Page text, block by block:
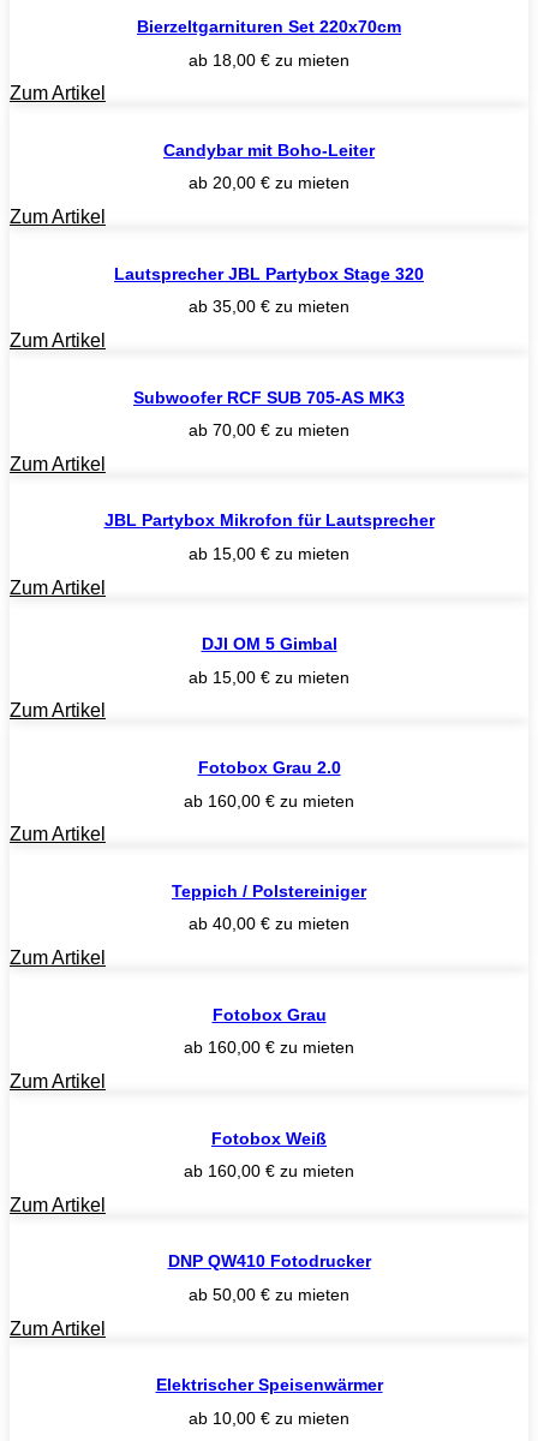
Bierzeltgarnituren Set 220x70cm
ab 18,00 € zu mieten
Zum Artikel
Candybar mit Boho-Leiter
ab 20,00 € zu mieten
Zum Artikel
Lautsprecher JBL Partybox Stage 320
ab 35,00 € zu mieten
Zum Artikel
Subwoofer RCF SUB 705-AS MK3
ab 70,00 € zu mieten
Zum Artikel
JBL Partybox Mikrofon für Lautsprecher
ab 15,00 € zu mieten
Zum Artikel
DJI OM 5 Gimbal
ab 15,00 € zu mieten
Zum Artikel
Fotobox Grau 2.0
ab 160,00 € zu mieten
Zum Artikel
Teppich / Polstereiniger
ab 40,00 € zu mieten
Zum Artikel
Fotobox Grau
ab 160,00 € zu mieten
Zum Artikel
Fotobox Weiß
ab 160,00 € zu mieten
Zum Artikel
DNP QW410 Fotodrucker
ab 50,00 € zu mieten
Zum Artikel
Elektrischer Speisenwärmer
ab 10,00 € zu mieten